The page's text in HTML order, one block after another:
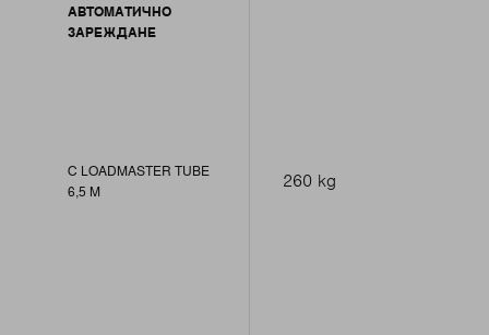
АВТОМАТИЧНО
ЗАРЕЖДАНЕ
С LOADMASTER TUBE
6,5 M
260 kg